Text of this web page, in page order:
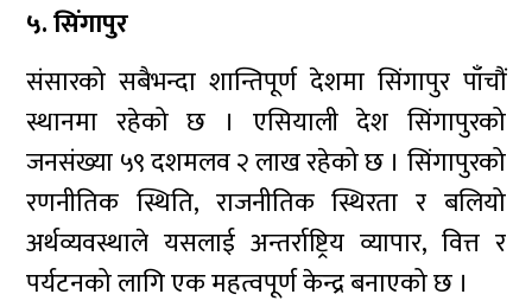
५. सिंगापुर
संसारको सबैभन्दा शान्तिपूर्ण देशमा सिंगापुर पाँचौं
स्थानमा रहेको छ । एसियाली देश सिंगापुरको
जनसंख्या ५९ दशमलव २ लाख रहेको छ । सिंगापुरको
रणनीतिक स्थिति, राजनीतिक स्थिरता र बलियो
अर्थव्यवस्थाले यसलाई अन्तर्राष्ट्रिय व्यापार, वित्त र
पर्यटनको लागि एक महत्वपूर्ण केन्द्र बनाएको छ ।